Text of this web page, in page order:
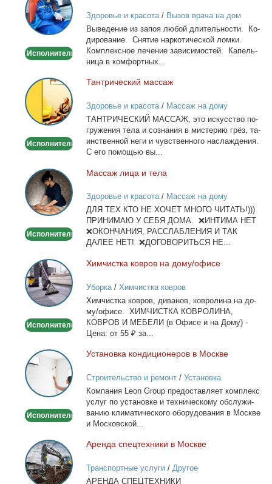
из
запоя.
Капельница,
Исполнитель
Здоровье и красота/ Вызов врача на дом
Вы­ве­де­ние из за­поя лю­бой дли­тель­но­сти. Ко­
ди­ро­ва­ние. Сня­тие нар­ко­ти­че­ской лом­ки.
Ком­плекс­ное ле­че­ние за­ви­си­мо­стей. Ка­пель­
ни­ца в ком­форт­ных...
Тантрический
массаж
Исполнитель
Тан­три­че­ский мас­саж
Здоровье и красота/ Массаж на дому
ТАНТРИЧЕСКИЙ МАССАЖ, это ис­кус­ство по­
гру­же­ния те­ла и со­зна­ния в ми­сте­рию грёз, та­
ин­ствен­ной неги и чув­ствен­но­го на­сла­жде­ния.
С его по­мо­щью вы...
Массаж
лица
и
тела
Исполнитель
Мас­саж ли­ца и те­ла
Здоровье и красота/ Массаж на дому
ДЛЯ ТЕХ КТО НЕ ХОЧЕТ МНОГО ЧИТАТЬ!)))
ПРИНИМАЮ У СЕБЯ ДОМА. ❌ИНТИМА НЕТ
❌ОКОНЧАНИЯ, РАССЛАБЛЕНИЯ И ТАК
ДАЛЕЕ НЕТ! ❌ДОГОВОРИТЬСЯ НЕ...
Химчистка
ковров
на
дому/
Исполнитель
Хим­чист­ка ков­ров на до­му/офи­се
Уборка/ Химчистка ковров
Хим­чист­ка ков­ров, ди­ва­нов, ков­ро­ли­на на до­
му/офи­се. ХИМЧИСТКА КОВРОЛИНА,
КОВРОВ И МЕБЕЛИ (в Офи­се и на До­му) -
Це­на: от 55 ₽ за...
Установка
кондиционеров
в
Москве
Исполнитель
Уста­нов­ка кон­ди­ци­о­не­ров в Москве
Строительство и ремонт/ Установка
кондиционеров
Ком­па­ния Leon Group предо­став­ля­ет ком­плекс
услуг по уста­нов­ке и тех­ни­че­ско­му об­слу­жи­
ва­нию кли­ма­ти­че­ско­го обо­ру­до­ва­ния в Москве
и Мос­ков­ской...
Аренда
спецтехники
в
Арен­да спец­тех­ни­ки в Москве
Транспортные услуги/ Другое
АРЕНДА СПЕЦТЕХНИКИ